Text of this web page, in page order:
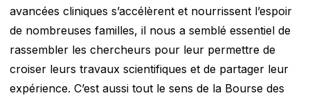
avancées cliniques s’accélèrent et nourrissent l’espoir
de nombreuses familles, il nous a semblé essentiel de
rassembler les chercheurs pour leur permettre de
croiser leurs travaux scientifiques et de partager leur
expérience. C’est aussi tout le sens de la Bourse des